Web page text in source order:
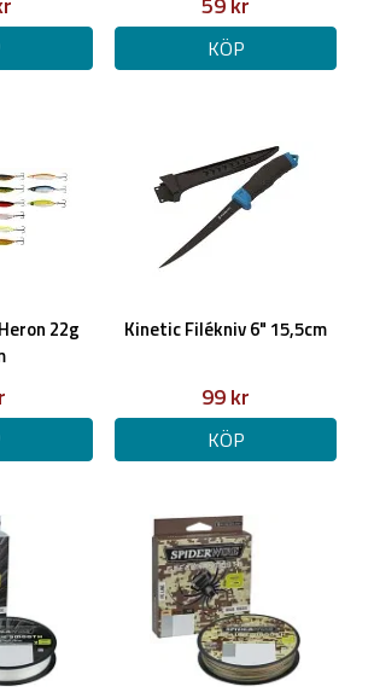
KÖP
22g
Kinetic Filékniv 6" 15,5cm
99 kr
KÖP